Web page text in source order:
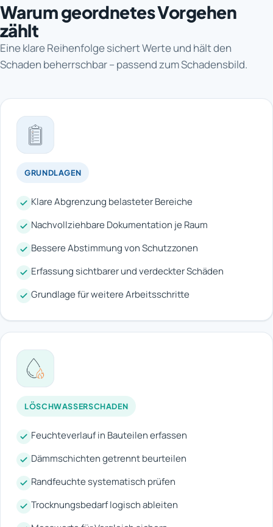
Warum geordnetes Vorgehen
zählt
Eine klare Reihenfolge sichert Werte und hält den
Schaden beherrschbar – passend zum Schadensbild.
GRUNDLAGEN
Klare Abgrenzung belasteter Bereiche
Nachvollziehbare Dokumentation je Raum
Bessere Abstimmung von Schutzzonen
Erfassung sichtbarer und verdeckter Schäden
Grundlage für weitere Arbeitsschritte
LÖSCHWASSERSCHADEN
Feuchteverlauf in Bauteilen erfassen
Dämmschichten getrennt beurteilen
Randfeuchte systematisch prüfen
Trocknungsbedarf logisch ableiten